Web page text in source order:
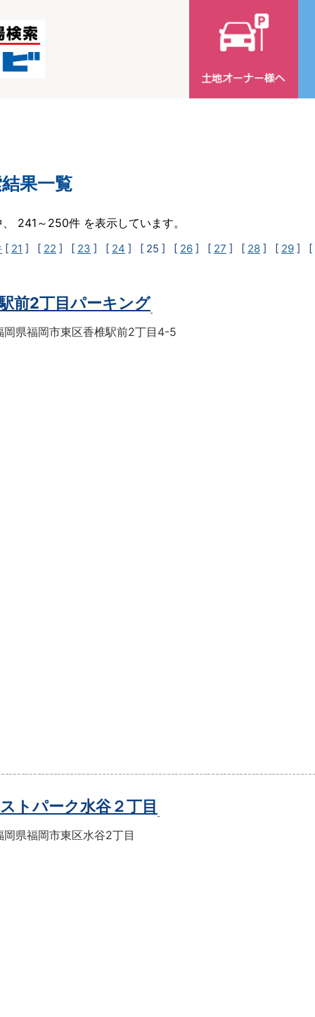
果一覧
241～250件 を表示しています。
[ 21 ] [ 22 ] [ 23 ] [ 24 ] [ 25 ] [ 26 ] [ 27 ] [ 28 ] [ 29 ] [
前2丁目パーキング
岡県福岡市東区香椎駅前2丁目4-5
トパーク水谷２丁目
岡県福岡市東区水谷2丁目